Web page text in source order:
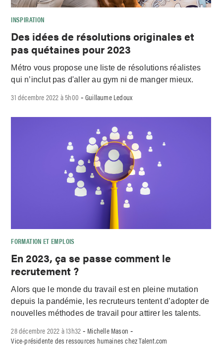
INSPIRATION
Des idées de résolutions originales et
pas quétaines pour 2023
Métro vous propose une liste de résolutions réalistes
qui n’inclut pas d'aller au gym ni de manger mieux.
31 décembre 2022 à 5h00 -Guillaume Ledoux
FORMATION ET EMPLOIS
En 2023, ça se passe comment le
recrutement ?
Alors que le monde du travail est en pleine mutation
depuis la pandémie, les recruteurs tentent d’adopter de
nouvelles méthodes de travail pour attirer les talents.
28 décembre 2022 à 13h32 - Michelle Mason -
Vice-présidente des ressources humaines chez Talent.com